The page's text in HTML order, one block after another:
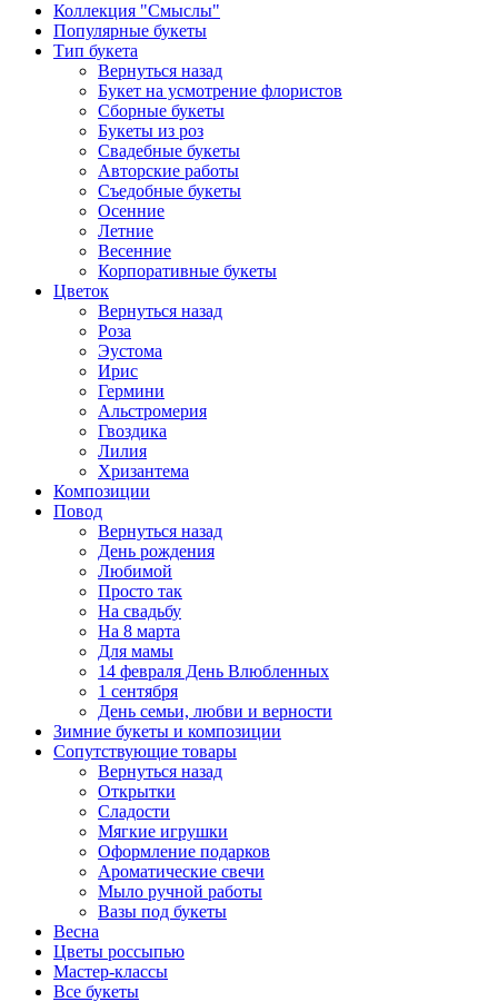
Коллекция "Смыслы"
Популярные букеты
Тип букета
Вернуться назад
Букет на усмотрение флористов
Сборные букеты
Букеты из роз
Свадебные букеты
Авторские работы
Съедобные букеты
Осенние
Летние
Весенние
Корпоративные букеты
Цветок
Вернуться назад
Роза
Эустома
Ирис
Гермини
Альстромерия
Гвоздика
Лилия
Хризантема
Композиции
Повод
Вернуться назад
День рождения
Любимой
Просто так
На свадьбу
На 8 марта
Для мамы
14 февраля День Влюбленных
1 сентября
День семьи, любви и верности
Зимние букеты и композиции
Сопутствующие товары
Вернуться назад
Открытки
Сладости
Мягкие игрушки
Оформление подарков
Ароматические свечи
Мыло ручной работы
Вазы под букеты
Весна
Цветы россыпью
Мастер-классы
Все букеты